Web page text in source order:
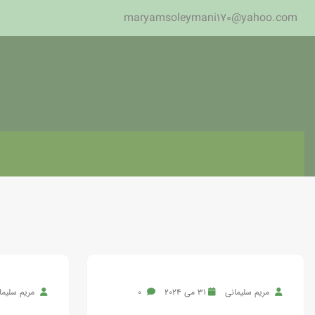
maryamsoleymani170@yahoo.com
مریم سلیمانی 31 می 2024 مریم